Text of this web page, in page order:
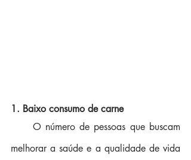
1. Baixo consumo de carne
melhorar a saúde e a qualidade de vida